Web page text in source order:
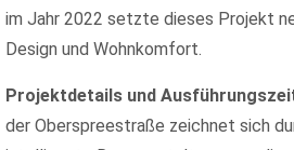
im Jahr 2022 setzte dieses Projekt
Design und Wohnkomfort.
Projektdetails und
der Oberspreestraße zeichnet sich